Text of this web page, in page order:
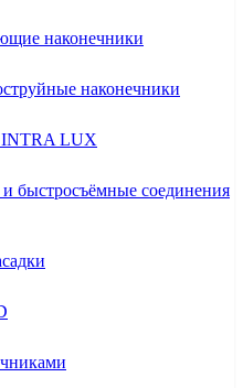
наконечники
наконечники
INTRA LUX
быстросъёмные соединения